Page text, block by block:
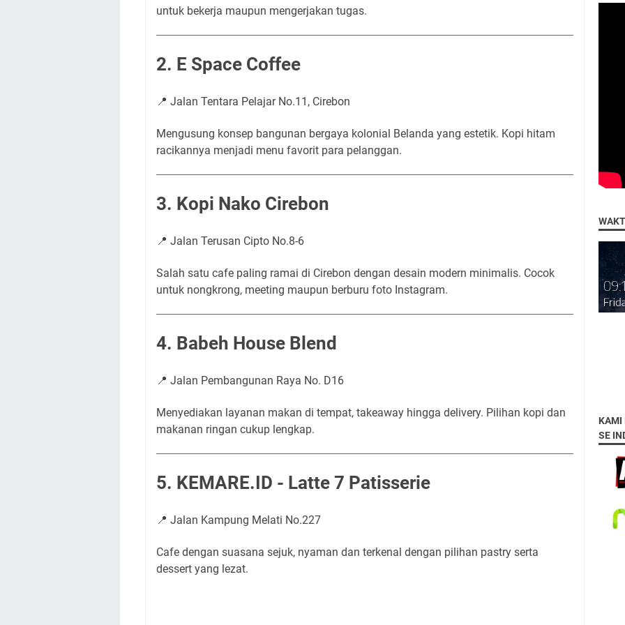
untuk bekerja maupun mengerjakan tugas.
2. E Space Coffee
📍 Jalan Tentara Pelajar No.11, Cirebon
Mengusung konsep bangunan bergaya kolonial Belanda yang estetik. Kopi hitam
racikannya menjadi menu favorit para pelanggan.
3. Kopi Nako Cirebon
📍 Jalan Terusan Cipto No.8-6
Salah satu cafe paling ramai di Cirebon dengan desain modern minimalis. Cocok
untuk nongkrong, meeting maupun berburu foto Instagram.
4. Babeh House Blend
📍 Jalan Pembangunan Raya No. D16
Menyediakan layanan makan di tempat, takeaway hingga delivery. Pilihan kopi dan
makanan ringan cukup lengkap.
5. KEMARE.ID - Latte 7 Patisserie
📍 Jalan Kampung Melati No.227
Cafe dengan suasana sejuk, nyaman dan terkenal dengan pilihan pastry serta
dessert yang lezat.
KAMI
SE